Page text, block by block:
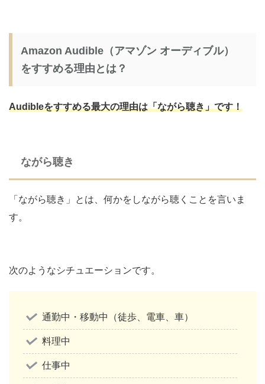
Amazon Audible（アマゾン オーディブル）
をすすめる理由とは？
Audibleをすすめる最大の理由は「ながら聴き」です！
ながら聴き
「ながら聴き」とは、何かをしながら聴くことを言いま
す。
次のようなシチュエーションです。
通勤中・移動中（徒歩、電車、車）
料理中
仕事中